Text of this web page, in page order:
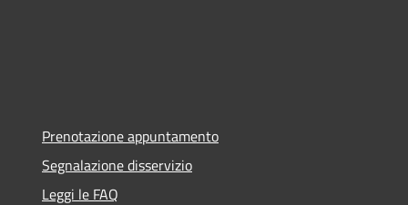
Prenotazione appuntamento
Segnalazione disservizio
Leggi le FAQ